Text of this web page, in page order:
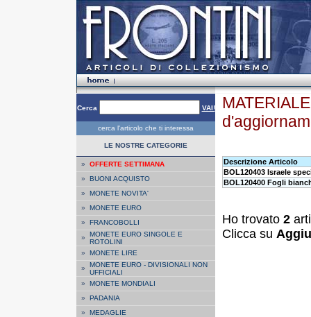
Cerca VAI!
cerca l'articolo che ti interessa
LE NOSTRE CATEGORIE
» OFFERTE SETTIMANA
» BUONI ACQUISTO
» MONETE NOVITA'
» MONETE EURO
» FRANCOBOLLI
» MONETE EURO SINGOLE E
ROTOLINI
» MONETE LIRE
» MONETE EURO - DIVISIONALI NON
UFFICIALI
» MONETE MONDIALI
» PADANIA
» MEDAGLIE
Descrizione Articolo
BOL120403 Israele
BOL120400 Fogli
Ho trovato 2
Clicca su